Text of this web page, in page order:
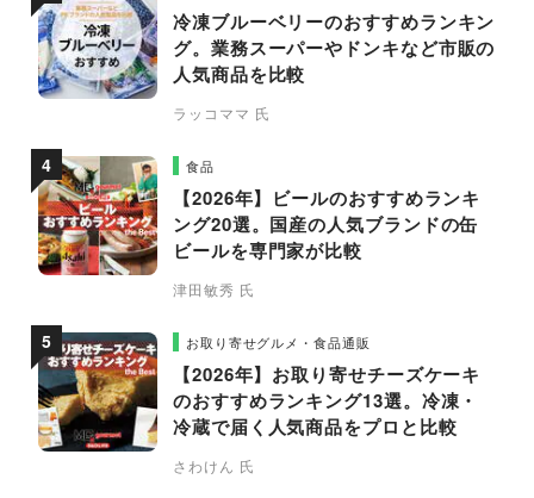
冷凍ブルーベリーのおすすめランキン
グ。業務スーパーやドンキなど市販の
人気商品を比較
ラッコママ 氏
食品
【2026年】ビールのおすすめランキ
ング20選。国産の人気ブランドの缶
ビールを専門家が比較
津田敏秀 氏
お取り寄せグルメ・食品通販
【2026年】お取り寄せチーズケーキ
のおすすめランキング13選。冷凍・
冷蔵で届く人気商品をプロと比較
さわけん 氏